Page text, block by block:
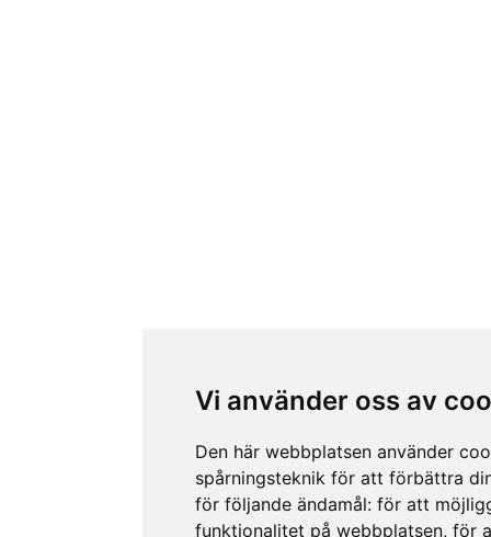
Vi använder oss av
Den här webbplatsen använder
spårningsteknik för att förbättra
för följande ändamål: för att
funktionalitet på webbplatsen, för